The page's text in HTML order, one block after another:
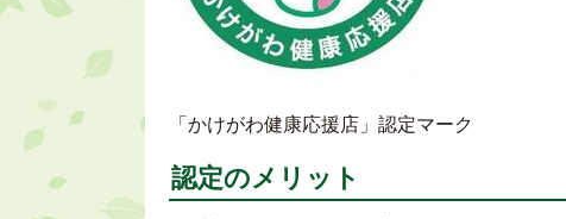
「かけがわ健康応援店」認定マーク
認定のメリット